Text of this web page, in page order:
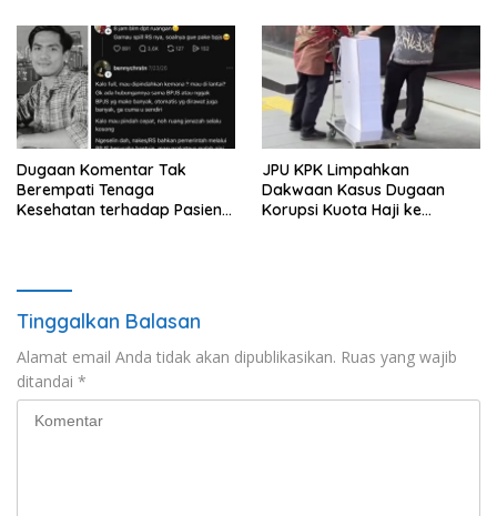
Dugaan Komentar Tak
Berempati Tenaga
Kesehatan terhadap Pasien
JPU KPK Limpahkan
Dakwaan Kasus Dugaan
Korupsi Kuota Haji ke
Tinggalkan Balasan
Alamat email Anda tidak akan dipublikasikan. Ruas yang wajib
ditandai *